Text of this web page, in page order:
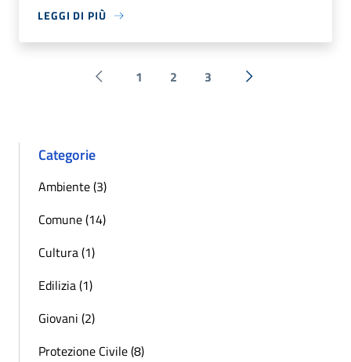
LEGGI DI PIÙ
Pagina precedente
1 2 3 Successiva »
Categorie
Ambiente (3)
Comune (14)
Cultura (1)
Edilizia (1)
Giovani (2)
Protezione Civile (8)